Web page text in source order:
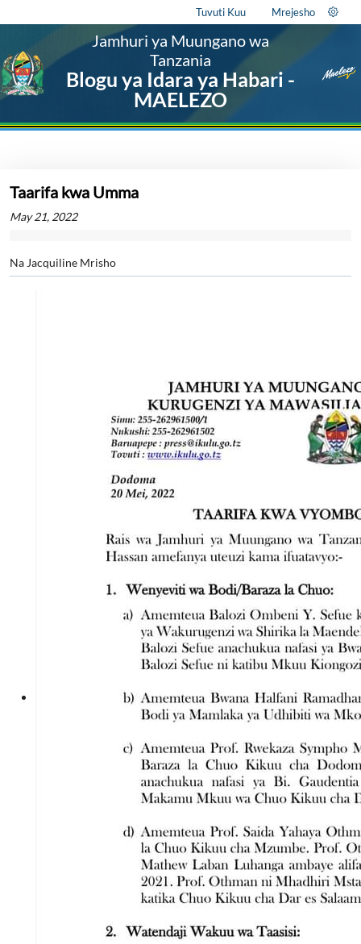
Tuvuti Kuu Mrejesho
Jamhuri ya Muungano wa
Tanzania
Blogu ya Idara ya Habari -
MAELEZO
Taarifa kwa Umma
May 21, 2022
Na Jacquiline Mrisho